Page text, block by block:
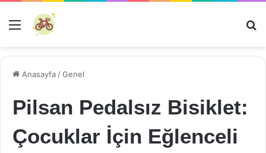
Menü
Anasayfa /Genel
Pilsan Pedalsız Bisiklet:
Çocuklar İçin Eğlenceli